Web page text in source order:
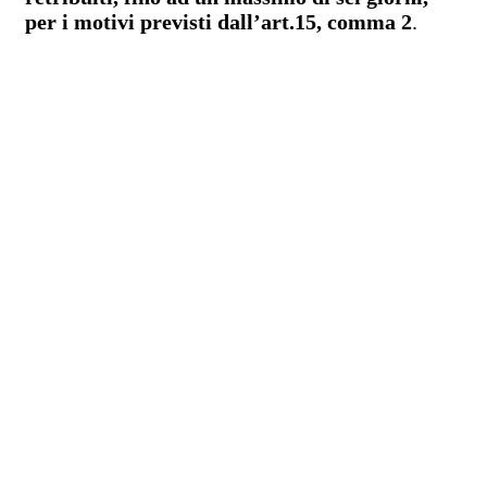
per i motivi previsti dall’art.15, comma 2.